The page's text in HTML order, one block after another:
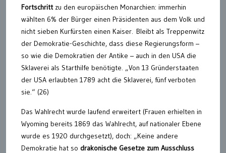
Fortschrittzu den europäischen Monarchien: immerhin
wählten 6% der Bürger einen Präsidenten aus dem Volk und
nicht sieben Kurfürsten einen Kaiser. Bleibt als Treppenwitz
der Demokratie-Geschichte, dass diese Regierungsform –
so wie die Demokratien der Antike – auch in den USA die
Sklaverei als Starthilfe benötigte. „Von 13 Gründerstaaten
der USA erlaubten 1789 acht die Sklaverei, fünf verboten
sie.“ (26)
Das Wahlrecht wurde laufend erweitert (Frauen erhielten in
Wyoming bereits 1869 das Wahlrecht, auf nationaler Ebene
wurde es 1920 durchgesetzt), doch: „Keine andere
Demokratie hat so drakonische Gesetze zum Ausschluss